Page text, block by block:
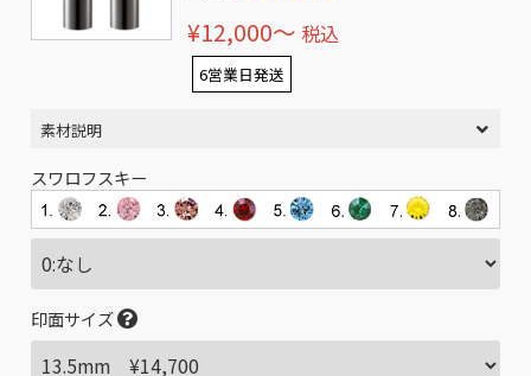
¥12,000〜 税込
6営業日発送
素材説明
スワロフスキー
印面サイズ